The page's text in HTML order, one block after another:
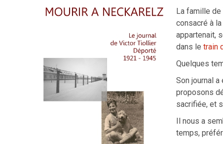
La famille
consacré à
appartenait,
dans le train
Quelques
Son journal
proposons
sacrifiée, et
Il nous a
temps,